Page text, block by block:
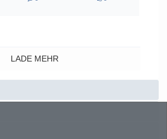
LADE MEHR